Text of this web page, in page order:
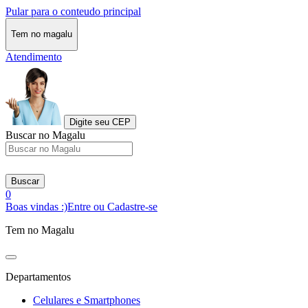
Pular para o conteudo principal
Tem no magalu
Atendimento
Digite seu CEP
Buscar no Magalu
Buscar
0
Boas vindas :)Entre ou Cadastre-se
Tem no Magalu
Departamentos
Celulares e Smartphones